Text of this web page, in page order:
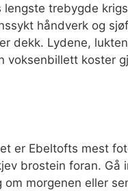
trebygde
håndverk og
dekk. Lydene,
voksenbillett koster
er Ebeltofts mest
brostein foran. Gå
morgenen eller